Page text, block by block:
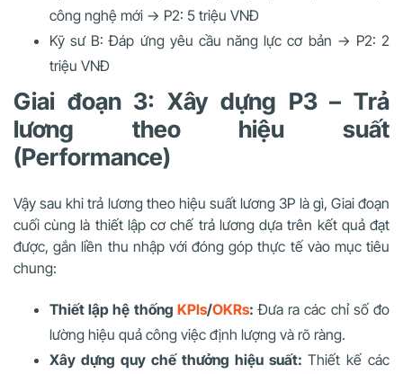
công nghệ mới → P2: 5 triệu VNĐ
Kỹ sư B: Đáp ứng yêu cầu năng lực cơ bản → P2: 2
triệu VNĐ
Giai đoạn 3: Xây dựng P3 – Trả
lương theo hiệu suất
(Performance)
Vậy sau khi trả lương theo hiệu suất lương 3P là gì, Giai đoạn
cuối cùng là thiết lập cơ chế trả lương dựa trên kết quả đạt
được, gắn liền thu nhập với đóng góp thực tế vào mục tiêu
chung:
Thiết lập hệ thống KPIs/OKRs: Đưa ra các chỉ số đo
lường hiệu quả công việc định lượng và rõ ràng.
Xây dựng quy chế thưởng hiệu suất: Thiết kế các